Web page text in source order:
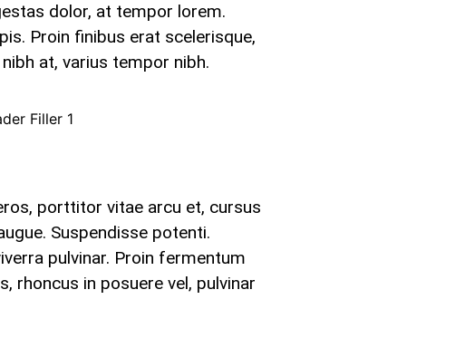
dolor, at tempor lorem.
Proin finibus erat scelerisque,
at, varius tempor nibh.
porttitor vitae arcu et, cursus
Suspendisse potenti.
pulvinar. Proin fermentum
rhoncus in posuere vel, pulvinar